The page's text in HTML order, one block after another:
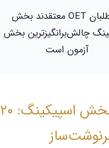
داوطلبان OET معتقدند بخش
چالش‌برانگیزترین بخش
آزمون است
ساختار بخش اسپیکینگ: ۲۰